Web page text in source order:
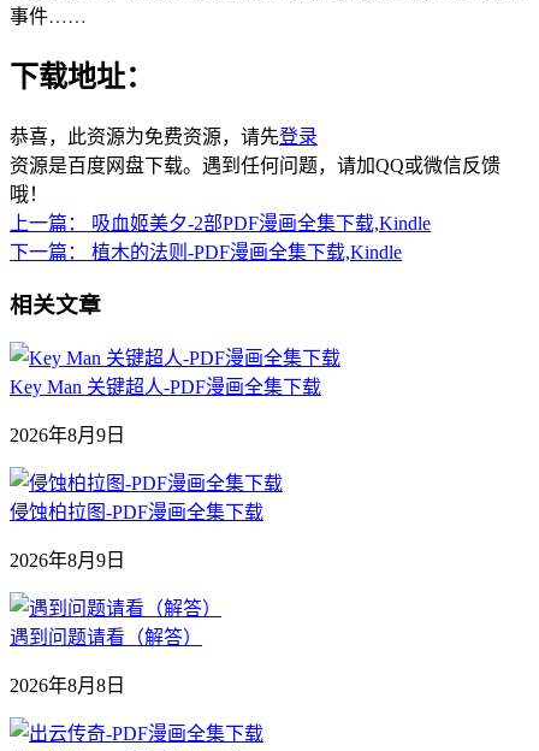
事件……
下载地址：
恭喜，此资源为免费资源，请先登录
资源是百度网盘下载。遇到任何问题，请加QQ或微信反馈
哦！
上一篇：
吸血姬美夕-2部PDF漫画全集下载,Kindle
下一篇：
植木的法则-PDF漫画全集下载,Kindle
相关文章
Key Man 关键超人-PDF漫画全集下载
2026年8月9日
侵蚀柏拉图-PDF漫画全集下载
2026年8月9日
遇到问题请看（解答）
2026年8月8日